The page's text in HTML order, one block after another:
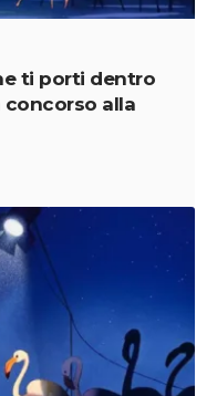
ti porti dentro
concorso alla